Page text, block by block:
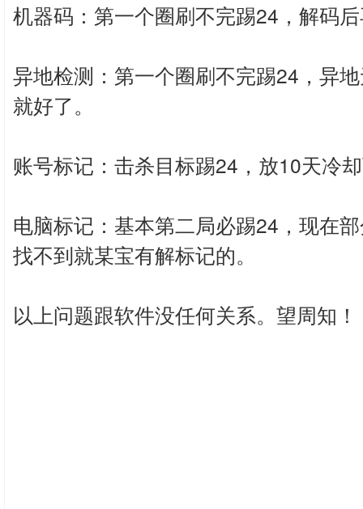
机器码：第一个圈刷不完踢24，解码
异地检测：第一个圈刷不完踢24，异
就好了。
账号标记：击杀目标踢24，放10天冷
电脑标记：基本第二局必踢24，现在
找不到就某宝有解标记的。
以上问题跟软件没任何关系。望周知